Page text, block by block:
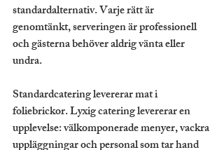
standardalternativ. Varje rätt är
genomtänkt, serveringen är professionell
och gästerna behöver aldrig vänta eller
undra.
Standardcatering levererar mat i
foliebrickor. Lyxig catering levererar en
upplevelse: välkomponerade menyer, vackra